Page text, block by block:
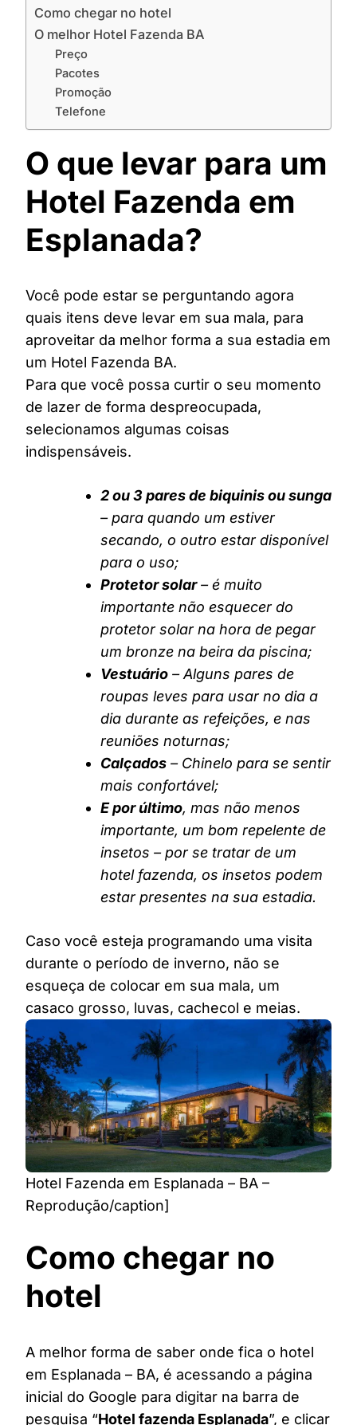
Como chegar no hotel
O melhor Hotel Fazenda BA
Preço
Pacotes
Promoção
Telefone
O que levar para um
Hotel Fazenda em
Esplanada?
Você pode estar se perguntando agora
quais itens deve levar em sua mala, para
aproveitar da melhor forma a sua estadia em
um Hotel Fazenda BA.
Para que você possa curtir o seu momento
de lazer de forma despreocupada,
selecionamos algumas coisas
indispensáveis.
2 ou 3 pares de biquinis ou sunga
– para quando um estiver
secando, o outro estar disponível
para o uso;
Protetor solar– é muito
importante não esquecer do
protetor solar na hora de pegar
um bronze na beira da piscina;
Vestuário – Alguns pares de
roupas leves para usar no dia a
dia durante as refeições, e nas
reuniões noturnas;
Calçados – Chinelo para se sentir
mais confortável;
E por último, mas não menos
importante, um bom repelente de
insetos – por se tratar de um
hotel fazenda, os insetos podem
estar presentes na sua estadia.
Caso você esteja programando uma visita
durante o período de inverno, não se
esqueça de colocar em sua mala, um
casaco grosso, luvas, cachecol e meias.
Hotel Fazenda em Esplanada – BA –
Reprodução/caption]
Como chegar no
hotel
A melhor forma de saber onde fica o hotel
em Esplanada – BA, é acessando a página
inicial do Google para digitar na barra de
pesquisa “Hotel fazenda Esplanada”, e clicar